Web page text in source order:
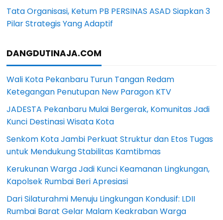
Tata Organisasi, Ketum PB PERSINAS ASAD Siapkan 3
Pilar Strategis Yang Adaptif
DANGDUTINAJA.COM
Wali Kota Pekanbaru Turun Tangan Redam
Ketegangan Penutupan New Paragon KTV
JADESTA Pekanbaru Mulai Bergerak, Komunitas Jadi
Kunci Destinasi Wisata Kota
Senkom Kota Jambi Perkuat Struktur dan Etos Tugas
untuk Mendukung Stabilitas Kamtibmas
Kerukunan Warga Jadi Kunci Keamanan Lingkungan,
Kapolsek Rumbai Beri Apresiasi
Dari Silaturahmi Menuju Lingkungan Kondusif: LDII
Rumbai Barat Gelar Malam Keakraban Warga